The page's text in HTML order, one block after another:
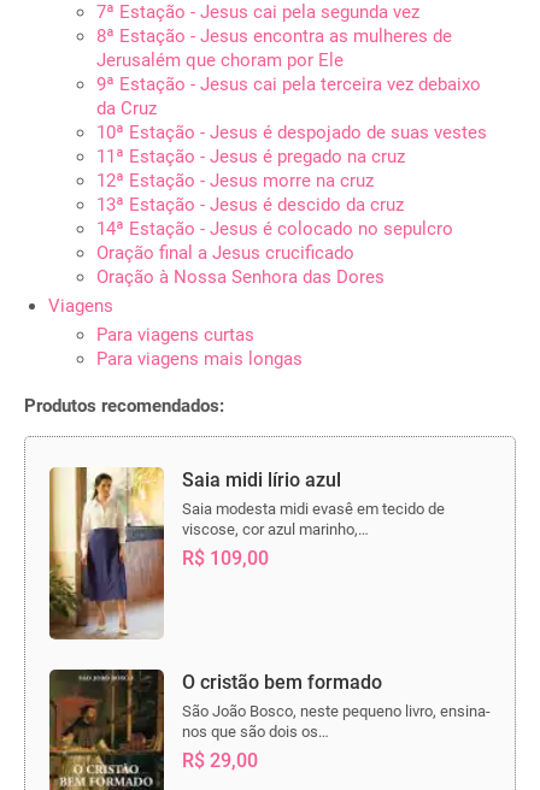
7ª Estação - Jesus cai pela segunda vez
8ª Estação - Jesus encontra as mulheres de
Jerusalém que choram por Ele
9ª Estação - Jesus cai pela terceira vez debaixo
da Cruz
10ª Estação - Jesus é despojado de suas vestes
11ª Estação - Jesus é pregado na cruz
12ª Estação - Jesus morre na cruz
13ª Estação - Jesus é descido da cruz
14ª Estação - Jesus é colocado no sepulcro
Oração final a Jesus crucificado
Oração à Nossa Senhora das Dores
Viagens
Para viagens curtas
Para viagens mais longas
Produtos recomendados:
Saia midi lírio azul
Saia modesta midi evasê em tecido de
viscose, cor azul marinho,…
R$ 109,00
O cristão bem formado
São João Bosco, neste pequeno livro, ensina-
nos que são dois os…
R$ 29,00